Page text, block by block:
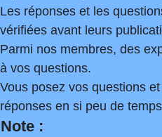
Les réponses et les
vérifiées avant leurs
Parmi nos membres, des
à vos questions.
Vous posez vos questions
réponses en si peu de
Note :